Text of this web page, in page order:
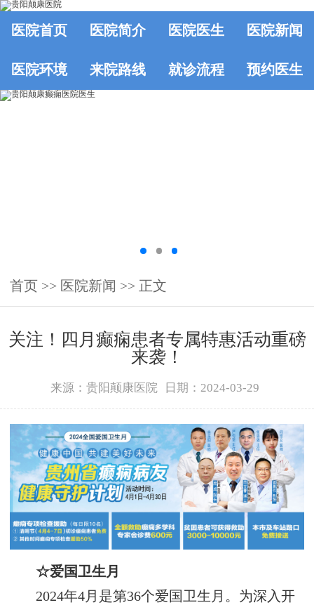
医院首页 医院简介 医院医生 医院新闻
医院环境 来院路线 就诊流程 预约医生
首页 >> 医院新闻 >> 正文
关注！四月癫痫患者专属特惠活动重磅
来袭！
来源：贵阳颠康医院 日期：2024-03-29
☆爱国卫生月
2024年4月是第36个爱国卫生月。为深入开